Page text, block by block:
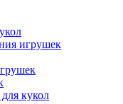
игрушек
кукол